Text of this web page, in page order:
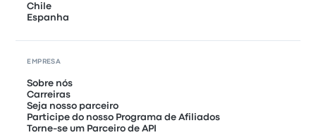
Chile
Espanha
EMPRESA
Sobre nós
Carreiras
Seja nosso parceiro
Participe do nosso Programa de Afiliados
Torne-se um Parceiro de API